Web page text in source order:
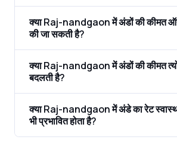
क्या Raj-nandgaon में अंडों की कीमत
की जा सकती है?
क्या Raj-nandgaon में अंडों की कीमत
बदलती है?
क्या Raj-nandgaon में अंडे का रेट
भी प्रभावित होता है?